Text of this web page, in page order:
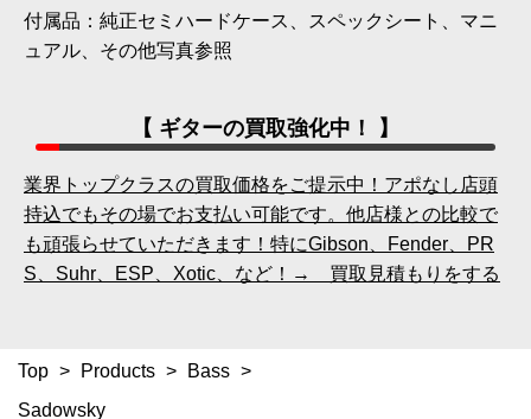
付属品：純正セミハードケース、スペックシート、マニ
ュアル、その他写真参照
【 ギターの買取強化中！ 】
業界トップクラスの買取価格をご提示中！アポなし店頭
持込でもその場でお支払い可能です。他店様との比較で
も頑張らせていただきます！特にGibson、Fender、PR
S、Suhr、ESP、Xotic、など！→ 買取見積もりをする
Top > Products > Bass >
Sadowsky